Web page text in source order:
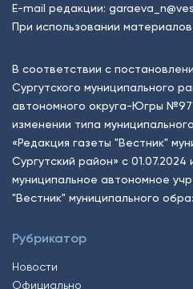
E-mail редакции:
При использовании
В соответствии с
Сургутского муниципального
автономного округа-Югры
изменении типа
«Редакция газеты "Вестник"
Сургутский район» с
муниципальное автономное
"Вестник" муниципального
Рубрикатор
Новости
Официально